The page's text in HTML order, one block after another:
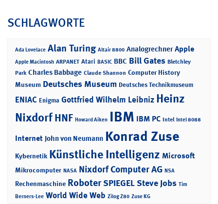
SCHLAGWORTE
Ada Lovelace Alan Turing Altair 8800 Analogrechner Apple
Apple Macintosh ARPANET Atari BASIC BBC Bill Gates Bletchley
Park Charles Babbage Claude Shannon Computer History
Museum Deutsches Museum Deutsches Technikmuseum
ENIAC Enigma Gottfried Wilhelm Leibniz Heinz
NixdorfHNF Howard Aiken IBM IBM PC Intel Intel 8088
Internet John von Neumann Konrad Zuse
Kybernetik Künstliche Intelligenz Microsoft
Mikrocomputer NASA Nixdorf Computer AG NSA
Rechenmaschine RoboterSPIEGELSteve Jobs Tim
Berners-Lee World Wide Web Zilog Z80 Zuse KG